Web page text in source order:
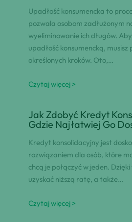
Upadłość konsumencka to
pozwala osobom zadłużonym
wyeliminowanie ich długów.
upadłość konsumencką,
określonych kroków. Oto,…
Czytaj więcej >
Jak Zdobyć Kredyt
Gdzie Najłatwiej Go
Kredyt konsolidacyjny jest
rozwiązaniem dla osób, które
chcą je połączyć w jeden.
uzyskać niższą ratę, a także…
Czytaj więcej >